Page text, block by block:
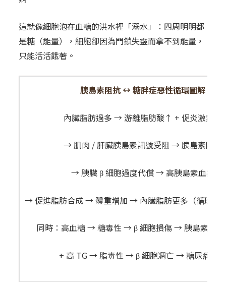
這就像細胞泡在血糖的洪水裡「溺水」：四周明明都
是糖（能量），細胞卻因為門鎖失靈而拿不到能量，
只能活活餓著。
胰島素阻抗 ↔ 糖胖症惡性循環圖解
內臟脂肪過多 → 游離脂肪酸↑ + 促炎激素↑
→ 肌肉 / 肝臟胰島素訊號受阻 → 胰島素阻抗
→ 胰臟 β 細胞過度代償 → 高胰島素血症
→ 促進脂肪合成 → 體重增加 → 內臟脂肪更多（循環回
同時：高血糖 → 糖毒性 → β 細胞損傷 → 胰島素分泌
+ 高 TG → 脂毒性 → β 細胞凋亡 → 糖尿病確診